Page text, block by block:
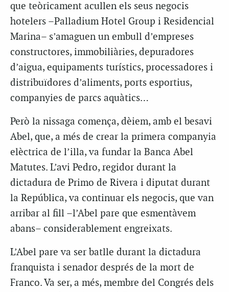
que teòricament acullen els seus negocis
hotelers –Palladium Hotel Group i Residencial
Marina– s’amaguen un embull d’empreses
constructores, immobiliàries, depuradores
d’aigua, equipaments turístics, processadores i
distribuïdores d’aliments, ports esportius,
companyies de parcs aquàtics…
Però la nissaga comença, dèiem, amb el besavi
Abel, que, a més de crear la primera companyia
elèctrica de l’illa, va fundar la Banca Abel
Matutes. L’avi Pedro, regidor durant la
dictadura de Primo de Rivera i diputat durant
la República, va continuar els negocis, que van
arribar al fill –l’Abel pare que esmentàvem
abans– considerablement engreixats.
L’Abel pare va ser batlle durant la dictadura
franquista i senador després de la mort de
Franco. Va ser, a més, membre del Congrés dels